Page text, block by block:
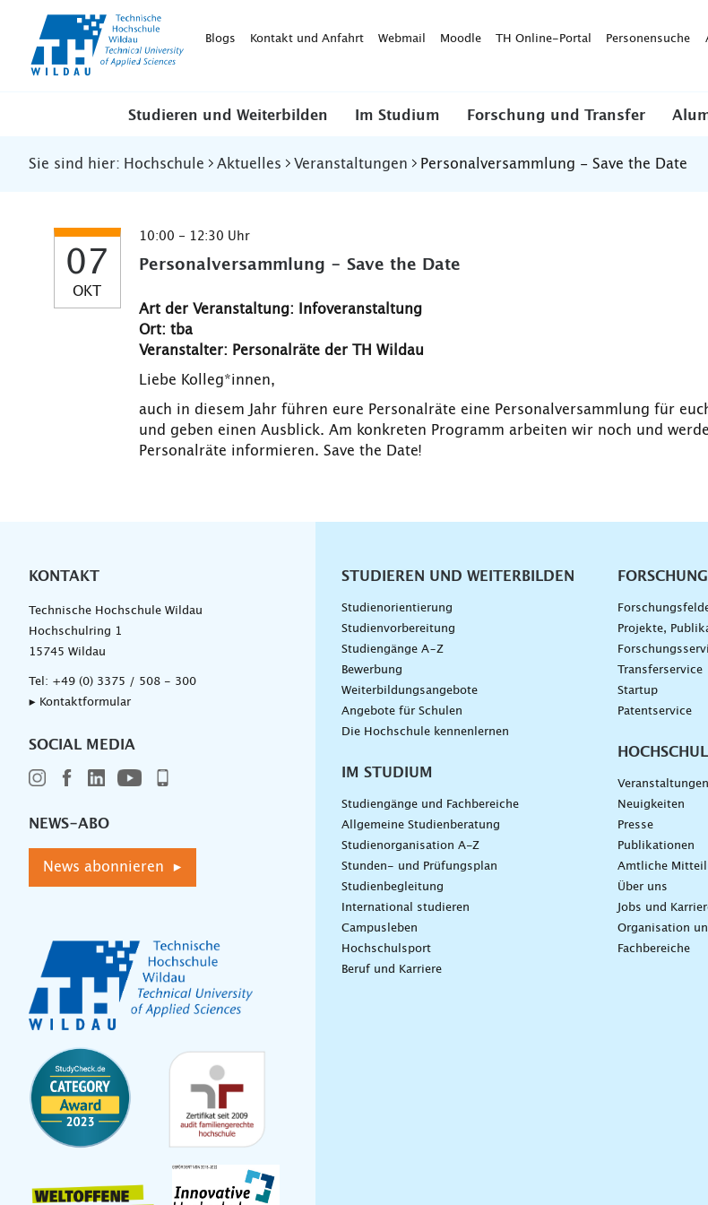
WildauBlogs Kontakt und Anfahrt Webmail Moodle TH Online-Portal Personensuche
Studieren und Weiterbilden Im Studium Forschung und Transfer
Sie sind hier: Hochschule Aktuelles Veranstaltungen Personalversammlung - Save the Date
07
OKT
10:00 - 12:30 Uhr
Personalversammlung - Save the Date
Art der Veranstaltung: Infoveranstaltung
Ort: tba
Veranstalter: Personalräte der TH Wildau
Liebe Kolleg*innen,
auch in diesem Jahr führen eure Personalräte eine Personalversammlung für
und geben einen Ausblick. Am konkreten Programm arbeiten wir noch und
Personalräte informieren. Save the Date!
KONTAKT
Technische Hochschule Wildau
Hochschulring 1
15745 Wildau
Tel: +49 (0) 3375 / 508 - 300
▸ Kontaktformular
SOCIAL MEDIA
NEWS-ABO
News abonnieren ▸
Unternavigation
STUDIEREN UND WEITERBILDEN
Studienorientierung
Studienvorbereitung
Studiengänge A–Z
Bewerbung
Weiterbildungsangebote
Angebote für Schulen
Die Hochschule kennenlernen
IM STUDIUM
Studiengänge und Fachbereiche
Allgemeine Studienberatung
Studienorganisation A-Z
Stunden- und Prüfungsplan
Studienbegleitung
International studieren
Campusleben
Hochschulsport
Beruf und Karriere
Projekte,
Transferservice
Startup
Patentservice
Veranstaltungen
Neuigkeiten
Presse
Publikationen
Amtliche
Über uns
Jobs und
Organisation
Fachbereiche